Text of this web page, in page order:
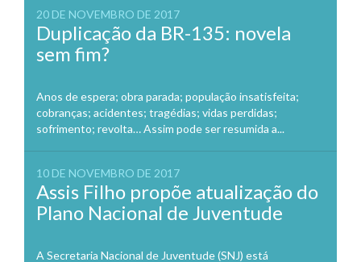
20 DE NOVEMBRO DE 2017
Duplicação da BR-135: novela
sem fim?
Anos de espera; obra parada; população insatisfeita;
cobranças; acidentes; tragédias; vidas perdidas;
sofrimento; revolta… Assim pode ser resumida a...
10 DE NOVEMBRO DE 2017
Assis Filho propõe atualização do
Plano Nacional de Juventude
A Secretaria Nacional de Juventude (SNJ) está